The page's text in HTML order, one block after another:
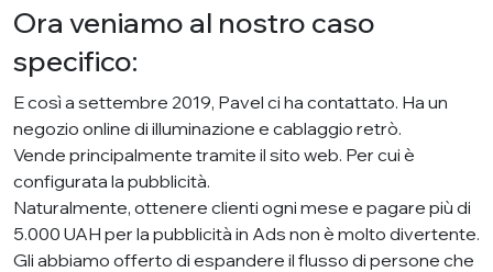
Ora veniamo al nostro caso
specifico:
E così a settembre 2019, Pavel ci ha contattato. Ha un
negozio online di illuminazione e cablaggio retrò.
Vende principalmente tramite il sito web. Per cui è
configurata la pubblicità.
Naturalmente, ottenere clienti ogni mese e pagare più di
5.000 UAH per la pubblicità in Ads non è molto divertente.
Gli abbiamo offerto di espandere il flusso di persone che